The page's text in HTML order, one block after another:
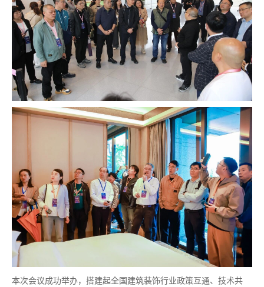
本次会议成功举办，搭建起全国建筑装饰行业政策互通、技术共